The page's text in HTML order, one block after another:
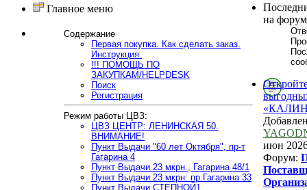
Главное меню
Содержание
Первая покупка. Как сделать заказ.
Инструкция.
!!! ПОМОЩЬ ПО
ЗАКУПКАМ/HELPDESK
Поиск
Регистрация
Режим работы ЦВЗ:
ЦВЗ ЦЕНТР: ЛЕНИНСКАЯ 50.
ВНИМАНИЕ!
Пункт Выдачи "60 лет Октября", пр-т
Гагарина 4
Пункт Выдачи 23 мкрн., Гагарина 48/1
Пункт Выдачи 23 мкрн: пр.Гагарина 33
Пункт Выдачи СТЕПНОЙ1,
на
июн
Форум: